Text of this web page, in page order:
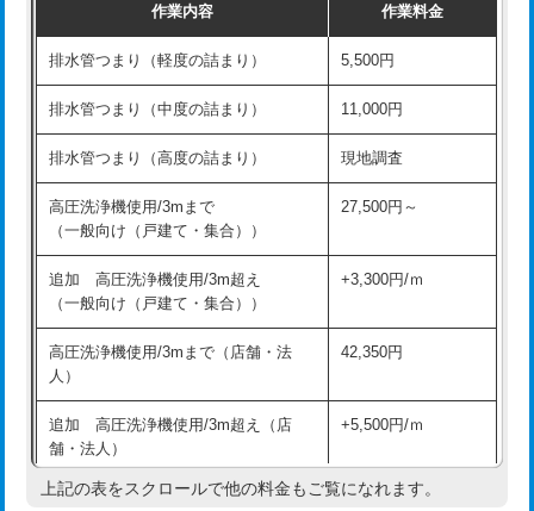
現場見積
※給水管工事は20mmまでの価格です。
持込商品取付（混合水栓） 16,500円
持込商品取付（浄水器・分岐水栓） 16,500円
給水管工事※（ホール加工) 16,500円
給水管工事※（バンド止め) 3,300円
給水管工事※（支持金具設置)
給水管工事※（保温材使用（バンド止
め込み）)
5,500円
給水管工事※（土の掘削・埋め戻し作
業)
11,000円
給水管工事※（塩ビ管（VP・HI）使
用/3ｍまで)
33,000円
給水管工事※（塩ビ管（VP・HI）使
+8,800円
作業内容 作業料金
排水管つまり（軽度の詰まり） 5,500円
排水管つまり（中度の詰まり） 11,000円
排水管つまり（高度の詰まり） 現地調査
高圧洗浄機使用/3mまで
（一般向け（戸建て・集合））
27,500円～
追加 高圧洗浄機使用/3m超え
（一般向け（戸建て・集合））
+3,300円/ｍ
高圧洗浄機使用/3mまで（店舗・法
人）
42,350円
追加 高圧洗浄機使用/3m超え（店
舗・法人）
+5,500円/ｍ
高度高圧洗浄換 現地調査
上記の表をスクロールで他の料金もご覧になれます。